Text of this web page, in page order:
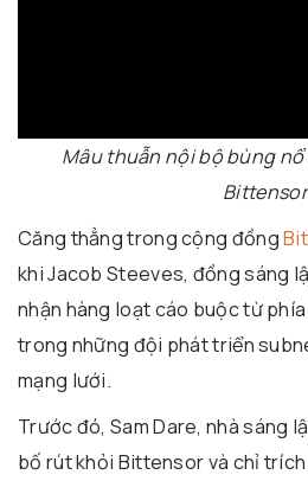
Mâu thuẫn nội bộ bùng
Bittensor
Căng thẳng trong cộng đồng
khi Jacob Steeves, đồng sáng
nhận hàng loạt cáo buộc từ
trong những đội phát triển
mạng lưới.
Trước đó, Sam Dare, nhà sáng
bố rút khỏi Bittensor và chỉ trích